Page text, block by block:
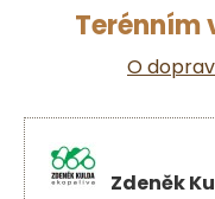
Terénním
O
Zdeněk